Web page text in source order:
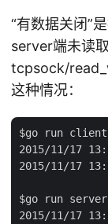
“有数据关闭”
server端未读
tcpsock/
这种情况：
$go run
2015/11/17
2015/11/17
$go run
2015/11/17